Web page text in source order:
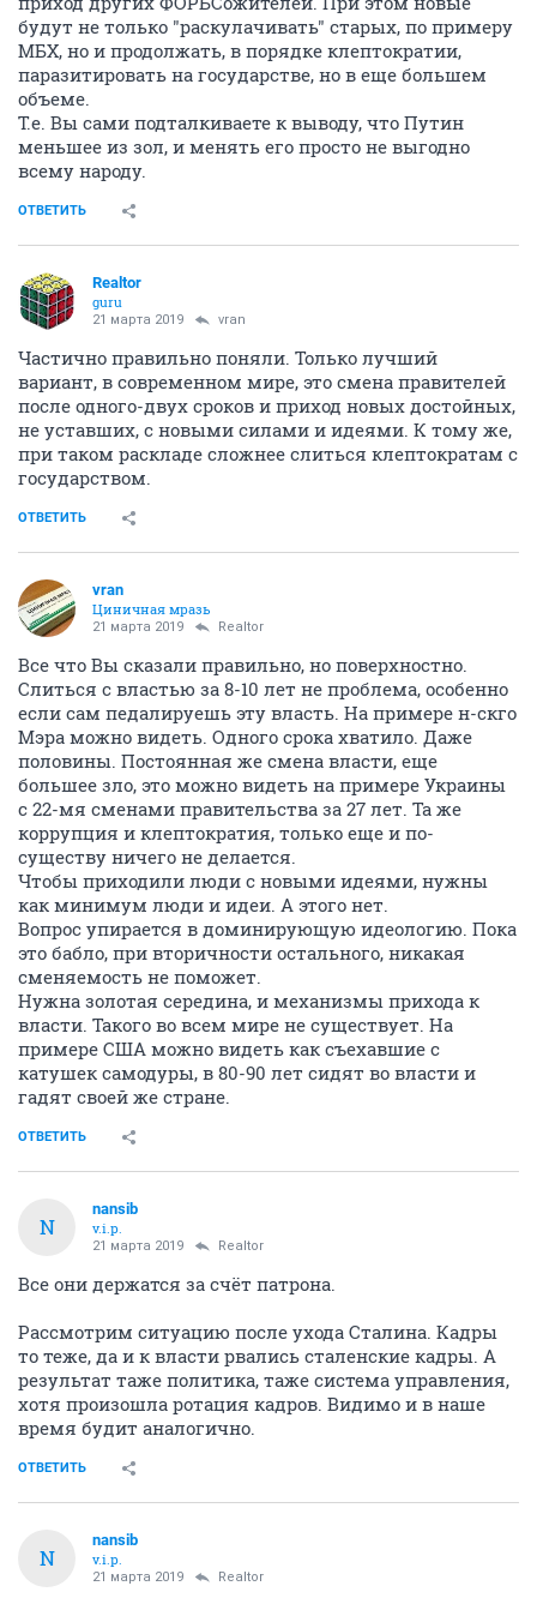
будут не только "раскулачивать" старых, по примеру
МБХ, но и продолжать, в порядке клептократии,
паразитировать на государстве, но в еще большем
объеме.
Т.е. Вы сами подталкиваете к выводу, что Путин
меньшее из зол, и менять его просто не выгодно
всему народу.
ОТВЕТИТЬ
Realtor
guru
21 марта 2019 vran
Частично правильно поняли. Только лучший
вариант, в современном мире, это смена правителей
после одного-двух сроков и приход новых достойных,
не уставших, с новыми силами и идеями. К тому же,
при таком раскладе сложнее слиться клептократам с
государством.
ОТВЕТИТЬ
vran
Циничная мразь
21 марта 2019 Realtor
Все что Вы сказали правильно, но поверхностно.
Слиться с властью за 8-10 лет не проблема, особенно
если сам педалируешь эту власть. На примере н-скго
Мэра можно видеть. Одного срока хватило. Даже
половины. Постоянная же смена власти, еще
большее зло, это можно видеть на примере Украины
с 22-мя сменами правительства за 27 лет. Та же
коррупция и клептократия, только еще и по-
существу ничего не делается.
Чтобы приходили люди с новыми идеями, нужны
как минимум люди и идеи. А этого нет.
Вопрос упирается в доминирующую идеологию. Пока
это бабло, при вторичности остального, никакая
сменяемость не поможет.
Нужна золотая середина, и механизмы прихода к
власти. Такого во всем мире не существует. На
примере США можно видеть как съехавшие с
катушек самодуры, в 80-90 лет сидят во власти и
гадят своей же стране.
ОТВЕТИТЬ
N
nansib
v.i.p.
21 марта 2019 Realtor
Все они держатся за счёт патрона.
Рассмотрим ситуацию после ухода Сталина. Кадры
то теже, да и к власти рвались сталенские кадры. А
результат таже политика, таже система управления,
хотя произошла ротация кадров. Видимо и в наше
время будит аналогично.
ОТВЕТИТЬ
N
nansib
v.i.p.
21 марта 2019 Realtor